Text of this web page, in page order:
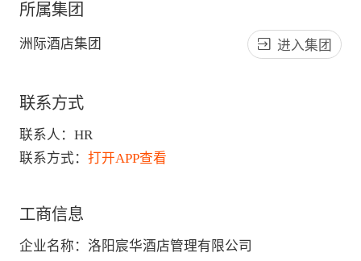
所属集团
洲际酒店集团 进入集团
联系方式
联系人： HR
联系方式： 打开APP查看
工商信息
企业名称 ： 洛阳宸华酒店管理有限公司